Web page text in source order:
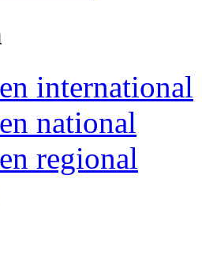
international
national
regional